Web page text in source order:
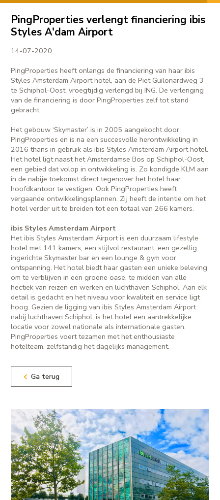
PingProperties verlengt financiering ibis
Styles A'dam Airport
14-07-2020
PingProperties heeft onlangs de financiering van haar ibis
Styles Amsterdam Airport hotel, aan de Piet Guilonardweg 3
te Schiphol-Oost, vroegtijdig verlengd bij ING. De verlenging
van de financiering is door PingProperties zelf tot stand
gebracht.
Het gebouw ‘Skymaster’ is in 2005 aangekocht door
PingProperties en is na een succesvolle herontwikkeling in
2016 thans in gebruik als ibis Styles Amsterdam Airport hotel.
Het hotel ligt naast het Amsterdamse Bos op Schiphol-Oost,
een gebied dat volop in ontwikkeling is. Zo kondigde KLM aan
in de nabije toekomst direct tegenover het hotel haar
hoofdkantoor te vestigen. Ook PingProperties heeft
vergaande ontwikkelingsplannen. Zij heeft de intentie om het
hotel verder uit te breiden tot een totaal van 266 kamers.
ibis Styles Amsterdam Airport
Het ibis Styles Amsterdam Airport is een duurzaam lifestyle
hotel met 141 kamers, een stijlvol restaurant, een gezellig
ingerichte Skymaster bar en een lounge & gym voor
ontspanning. Het hotel biedt haar gasten een unieke beleving
om te verblijven in een groene oase, te midden van alle
hectiek van reizen en werken en luchthaven Schiphol. Aan elk
detail is gedacht en het niveau voor kwaliteit en service ligt
hoog. Gezien de ligging van ibis Styles Amsterdam Airport
nabij luchthaven Schiphol, is het hotel een aantrekkelijke
locatie voor zowel nationale als internationale gasten.
PingProperties voert tezamen met het enthousiaste
hotelteam, zelfstandig het dagelijks management.
Ga terug